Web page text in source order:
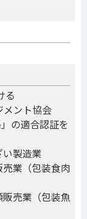
る
メント協会
の適合認証を
製造業
業（包装食肉
売業（包装魚